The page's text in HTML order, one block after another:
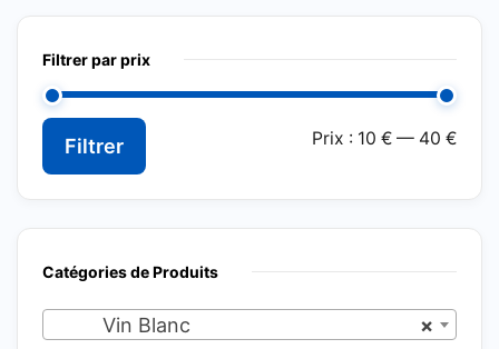
Filtrer par prix
Prix
Prix
Filtrer Prix : 10 € — 40 €
Catégories de Produits
×
Vin Blanc